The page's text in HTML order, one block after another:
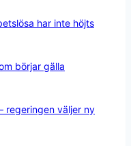
har inte höjts
börjar gälla
regeringen väljer ny